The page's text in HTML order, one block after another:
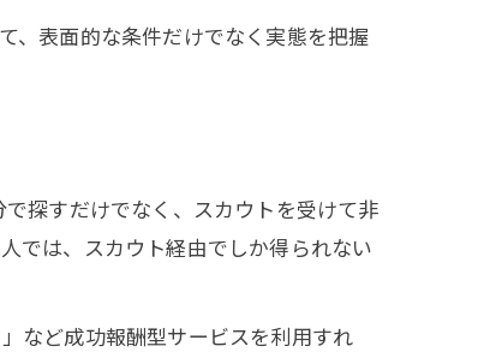
、表面的な条件だけでなく実態を把握
探すだけでなく、スカウトを受けて非
では、スカウト経由でしか得られない
など成功報酬型サービスを利用すれ